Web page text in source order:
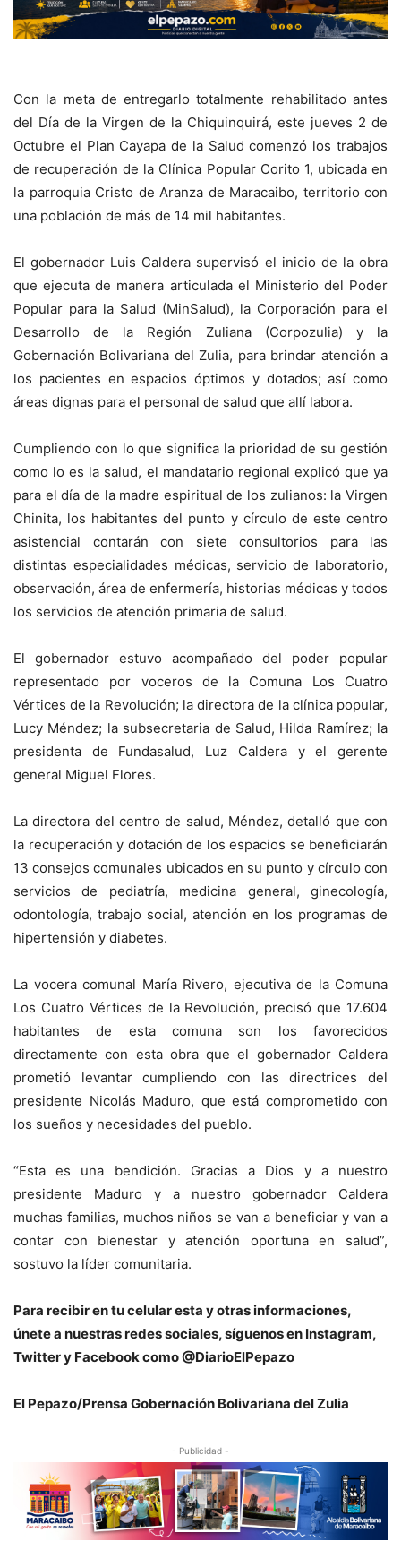
Con la meta de entregarlo totalmente rehabilitado antes
del Día de la Virgen de la Chiquinquirá, este jueves 2 de
Octubre el Plan Cayapa de la Salud comenzó los trabajos
de recuperación de la Clínica Popular Corito 1, ubicada en
la parroquia Cristo de Aranza de Maracaibo, territorio con
una población de más de 14 mil habitantes.
El gobernador Luis Caldera supervisó el inicio de la obra
que ejecuta de manera articulada el Ministerio del Poder
Popular para la Salud (MinSalud), la Corporación para el
Desarrollo de la Región Zuliana (Corpozulia) y la
Gobernación Bolivariana del Zulia, para brindar atención a
los pacientes en espacios óptimos y dotados; así como
áreas dignas para el personal de salud que allí labora.
Cumpliendo con lo que significa la prioridad de su gestión
como lo es la salud, el mandatario regional explicó que ya
para el día de la madre espiritual de los zulianos: la Virgen
Chinita, los habitantes del punto y círculo de este centro
asistencial contarán con siete consultorios para las
distintas especialidades médicas, servicio de laboratorio,
observación, área de enfermería, historias médicas y todos
los servicios de atención primaria de salud.
El gobernador estuvo acompañado del poder popular
representado por voceros de la Comuna Los Cuatro
Vértices de la Revolución; la directora de la clínica popular,
Lucy Méndez; la subsecretaria de Salud, Hilda Ramírez; la
presidenta de Fundasalud, Luz Caldera y el gerente
general Miguel Flores.
La directora del centro de salud, Méndez, detalló que con
la recuperación y dotación de los espacios se beneficiarán
13 consejos comunales ubicados en su punto y círculo con
servicios de pediatría, medicina general, ginecología,
odontología, trabajo social, atención en los programas de
hipertensión y diabetes.
La vocera comunal María Rivero, ejecutiva de la Comuna
Los Cuatro Vértices de la Revolución, precisó que 17.604
habitantes de esta comuna son los favorecidos
directamente con esta obra que el gobernador Caldera
prometió levantar cumpliendo con las directrices del
presidente Nicolás Maduro, que está comprometido con
los sueños y necesidades del pueblo.
“Esta es una bendición. Gracias a Dios y a nuestro
presidente Maduro y a nuestro gobernador Caldera
muchas familias, muchos niños se van a beneficiar y van a
contar con bienestar y atención oportuna en salud”,
sostuvo la líder comunitaria.
Para recibir en tu celular esta y otras informaciones,
únete a nuestras redes sociales, síguenos en Instagram,
Twitter y Facebook como @DiarioElPepazo
El Pepazo/Prensa Gobernación Bolivariana del Zulia
- Publicidad -